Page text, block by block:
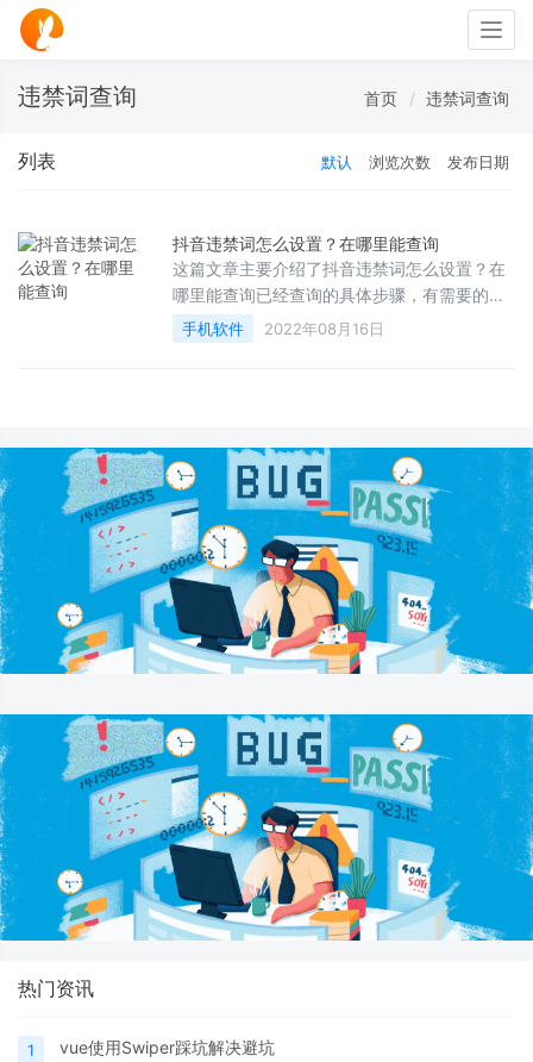
违禁词查询 首页 违禁词查询
列表 默认 浏览次数 发布日期
抖音违禁词怎么设置？在哪里能查询
这篇文章主要介绍了抖音违禁词怎么设置？在
哪里能查询已经查询的具体步骤，有需要的朋
友们可以参考学习下。
手机软件 2022年08月16日
热门资讯
1 vue使用Swiper踩坑解决避坑